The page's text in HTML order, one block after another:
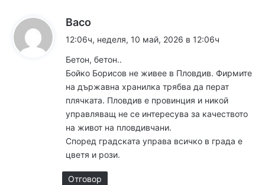
Васо
а
а
12:06ч, неделя, 10 май, 2026 в 12:06ч
Бетон, бетон..
Бойко Борисов не живее в Пловдив. Фирмите
на държавна хранилка трябва да перат
плячката. Пловдив е провинция и никой
управляващ не се интересува за качеството
на живот на пловдивчани.
Според градската управа всичко в града е
цветя и рози.
Отговор